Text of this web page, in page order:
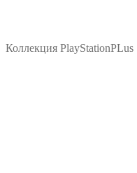
Коллекция PlayStationPLus